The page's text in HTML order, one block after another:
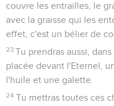
couvre les entrailles, le
avec la graisse qui les
effet, c'est un bélier de
23 Tu prendras aussi,
placée devant l'Eternel,
l'huile et une galette.
24 Tu mettras toutes ces